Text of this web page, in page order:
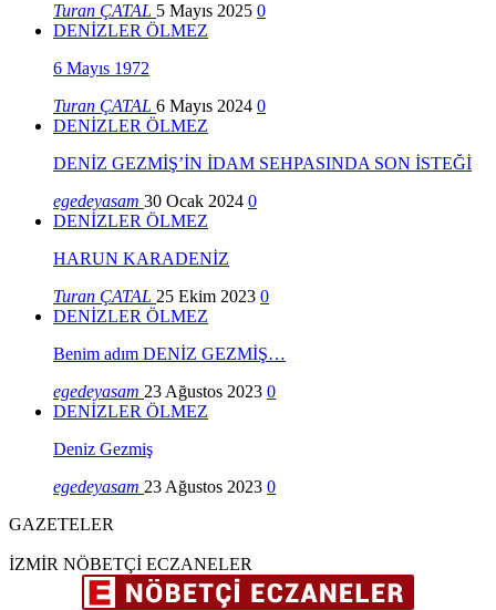
Turan ÇATAL 5 Mayıs 2025 0
DENİZLER ÖLMEZ
6 Mayıs 1972
Turan ÇATAL 6 Mayıs 2024 0
DENİZLER ÖLMEZ
DENİZ GEZMİŞ’İN İDAM SEHPASINDA SON İSTEĞİ
egedeyasam 30 Ocak 2024 0
DENİZLER ÖLMEZ
HARUN KARADENİZ
Turan ÇATAL 25 Ekim 2023 0
DENİZLER ÖLMEZ
Benim adım DENİZ GEZMİŞ…
egedeyasam 23 Ağustos 2023 0
DENİZLER ÖLMEZ
Deniz Gezmiş
egedeyasam 23 Ağustos 2023 0
GAZETELER
İZMİR NÖBETÇİ ECZANELER